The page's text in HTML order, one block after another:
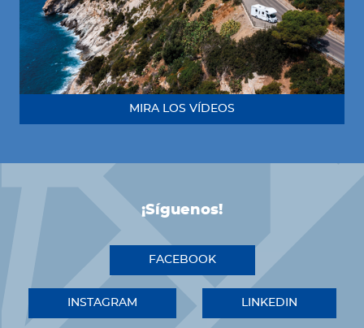
MIRA LOS VÍDEOS
¡Síguenos!
FACEBOOK
INSTAGRAM LINKEDIN